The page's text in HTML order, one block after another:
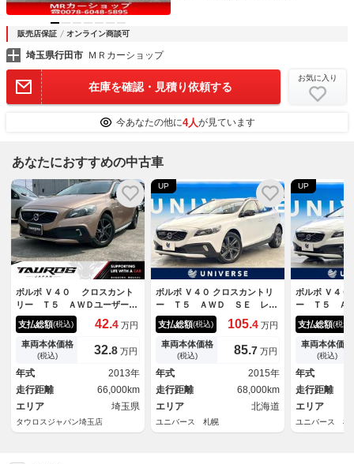
販売店保証 オンライン商談可
埼玉県行田市 ＭＲカーショップ
在庫を確認・見積り依頼する
お気に入り
今あなたの他に4人が見ています
あなたにおすすめの中古車
ボルボ Ｖ４０ クロスカント
リー Ｔ５ ＡＷＤユーザー買
取車／バックカメラ／ＥＴＣ／
レザーシート／ＴＶ／スマート
キー／プッシュスタート／純正
１７インチアルミホイール／Ｈ
ＩＤヘッドライト／オートマニ
ュアルエアコン
支払総額(税込) 42.4 万円
車両本体価格
(税込) 32.8 万円
年式
2013年
走行距離
66,000km
エリア
埼玉県
タウロスジャパン埼玉店
UP
ボルボ Ｖ４０ クロスカントリ
ー Ｔ５ ＡＷＤ ＳＥ レザ
ーパッケージ シートヒータ
ー アダプティブクルーズコン
トロール 純正ナビ Ｂｌｕｅ
ｔｏｏｔｈ バックカメラ ク
リアランスソナー ＨＩＤヘッ
ドライト オートエアコン Ｅ
ＴＣ 禁煙車
支払総額(税込) 105.4 万円
車両本体価格
(税込) 85.7 万円
年式
2015年
走行距離
68,000km
エリア
北海道
ユニバース 札幌
UP
ボルボ Ｖ４０
ー Ｔ５ Ａ
パッケージ
ジ ナビゲー
ジ 黒革シー
イビーム ア
ズコントロ
ーシート 地
ビ バックカ
支払総額(税込)
車両本体価格
(税込)
年式
走行距離
エリア
ユニバース 札